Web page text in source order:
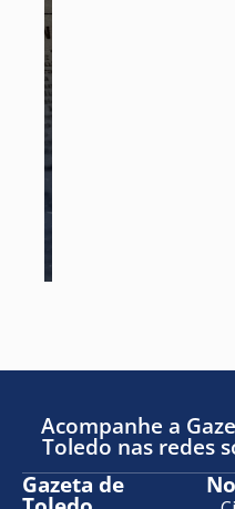
Acompanhe a
Toledo nas redes
Gazeta de